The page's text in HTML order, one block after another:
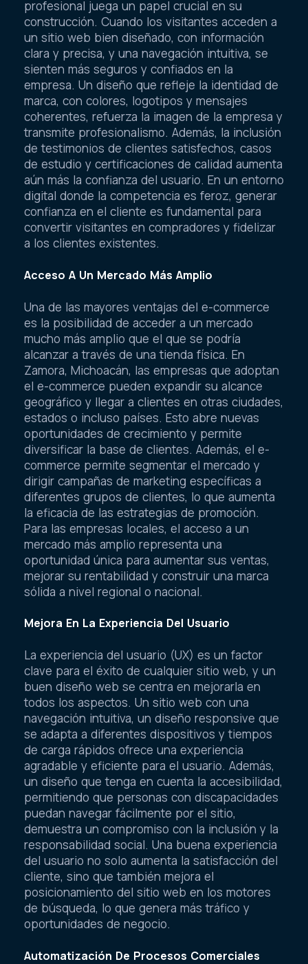
profesional juega un papel crucial en su
construcción. Cuando los visitantes acceden a
un sitio web bien diseñado, con información
clara y precisa, y una navegación intuitiva, se
sienten más seguros y confiados en la
empresa. Un diseño que refleje la identidad de
marca, con colores, logotipos y mensajes
coherentes, refuerza la imagen de la empresa y
transmite profesionalismo. Además, la inclusión
de testimonios de clientes satisfechos, casos
de estudio y certificaciones de calidad aumenta
aún más la confianza del usuario. En un entorno
digital donde la competencia es feroz, generar
confianza en el cliente es fundamental para
convertir visitantes en compradores y fidelizar
a los clientes existentes.
Acceso A Un Mercado Más Amplio
Una de las mayores ventajas del e-commerce
es la posibilidad de acceder a un mercado
mucho más amplio que el que se podría
alcanzar a través de una tienda física. En
Zamora, Michoacán, las empresas que adoptan
el e-commerce pueden expandir su alcance
geográfico y llegar a clientes en otras ciudades,
estados o incluso países. Esto abre nuevas
oportunidades de crecimiento y permite
diversificar la base de clientes. Además, el e-
commerce permite segmentar el mercado y
dirigir campañas de marketing específicas a
diferentes grupos de clientes, lo que aumenta
la eficacia de las estrategias de promoción.
Para las empresas locales, el acceso a un
mercado más amplio representa una
oportunidad única para aumentar sus ventas,
mejorar su rentabilidad y construir una marca
sólida a nivel regional o nacional.
Mejora En La Experiencia Del Usuario
La experiencia del usuario (UX) es un factor
clave para el éxito de cualquier sitio web, y un
buen diseño web se centra en mejorarla en
todos los aspectos. Un sitio web con una
navegación intuitiva, un diseño responsive que
se adapta a diferentes dispositivos y tiempos
de carga rápidos ofrece una experiencia
agradable y eficiente para el usuario. Además,
un diseño que tenga en cuenta la accesibilidad,
permitiendo que personas con discapacidades
puedan navegar fácilmente por el sitio,
demuestra un compromiso con la inclusión y la
responsabilidad social. Una buena experiencia
del usuario no solo aumenta la satisfacción del
cliente, sino que también mejora el
posicionamiento del sitio web en los motores
de búsqueda, lo que genera más tráfico y
oportunidades de negocio.
Automatización De Procesos Comerciales